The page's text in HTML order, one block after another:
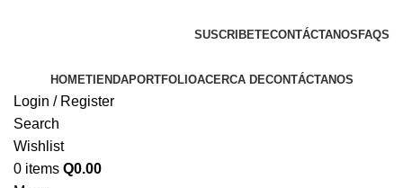
SUSCRIBETECONTÁCTANOS FAQS
HOMETIENDAPORTFOLIOACERCA DECONTÁCTANOS
Login / Register
Search
Wishlist
0 items Q0.00